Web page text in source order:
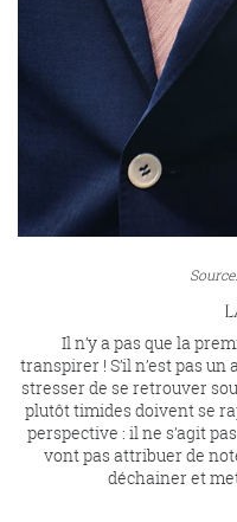
Source:
Il n’y a pas que la
transpirer ! S’il n’est pas
stresser de se retrouver
plutôt timides doivent se
perspective : il ne s’agit
vont pas attribuer de
déchainer et